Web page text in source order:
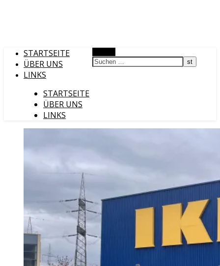
STARTSEITE
ÜBER UNS
LINKS
STARTSEITE
ÜBER UNS
LINKS